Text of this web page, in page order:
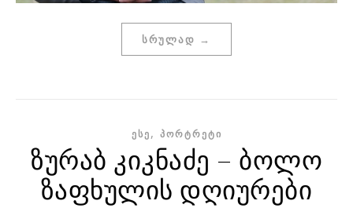
ᲡᲠᲣᲚᲐᲓ →
ᲔᲡᲔ, ᲞᲝᲠᲢᲠᲔᲢᲘ
ზურაბ კიკნაძე – ბოლო
ზაფხულის დღიურები